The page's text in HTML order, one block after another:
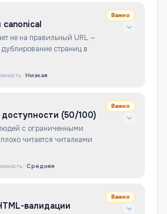
не на правильный URL —
дублирование страниц в
Важно
Низкая
доступности (50/100)
с ограниченными
читается читалками
Важно
Средняя
валидации
Важно